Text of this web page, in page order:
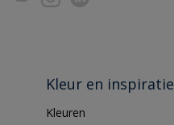
Kleur en inspiratie
Kleuren